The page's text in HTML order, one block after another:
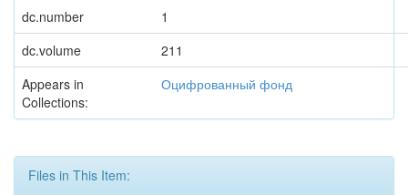
dc.number
1
dc.volume
211
Appears in
Collections:
Оцифрованный фонд
Files in This Item: